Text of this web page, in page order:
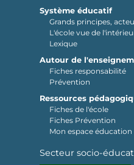
Système éducatif
Grands principes,
L'école vue de
Lexique
Autour de
Fiches responsabilité
Prévention
Ressources
Fiches de l'école
Fiches Prévention
Mon espace éducation
Secteur socio-